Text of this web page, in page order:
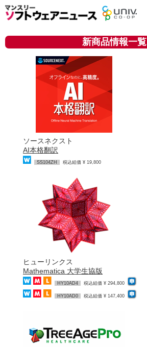
新商品情報一覧
ソースネクスト
AI本格翻訳
SS104ZH 税込組価 ¥ 19,800
ヒューリンクス
Mathematica 大学生協版
HY10AD4 税込組価 ¥ 294,800
HY10AD0 税込組価 ¥ 147,400